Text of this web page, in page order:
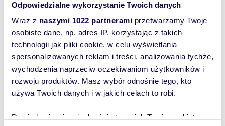
Odpowiedzialne wykorzystanie Twoich danych
Wraz z naszymi 1022 partnerami przetwarzamy Twoje
osobiste dane, np. adres IP, korzystając z takich
technologii jak pliki cookie, w celu wyświetlania
spersonalizowanych reklam i treści, analizowania tychże,
wychodzenia naprzeciw oczekiwaniom użytkowników i
rozwoju produktów. Masz wybór odnośnie tego, kto
używa Twoich danych i w jakich celach to robi.
Dowiedz się więcej odnośnie tego, jak Twoje osobiste
1 050 000
zł
4 134,13 m2
1 050 000
zł
134,13 m
1 050 000
zł